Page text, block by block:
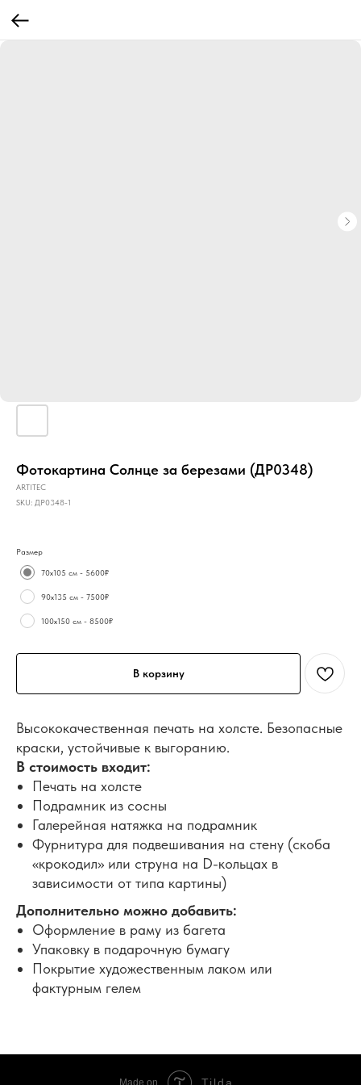
Фотокартина Солнце за березами (ДР0348)
ARTITEC
SKU: ДР0348-1
Размер
70х105 см - 5600₽
90х135 см - 7500₽
100х150 см - 8500₽
В корзину
Высококачественная печать на холсте. Безопасные
краски, устойчивые к выгоранию.
В стоимость входит:
Печать на холсте
Подрамник из сосны
Галерейная натяжка на подрамник
Фурнитура для подвешивания на стену (скоба
«крокодил» или струна на D-кольцах в
зависимости от типа картины)
Дополнительно можно добавить:
Оформление в раму из багета
Упаковку в подарочную бумагу
Покрытие художественным лаком или
фактурным гелем